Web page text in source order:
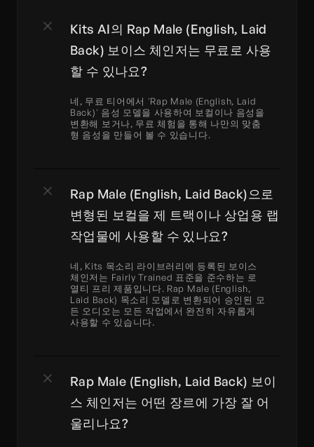
Kits AI의 Rap Male (English, Laid
Back) 보이스 체인저는 무료로 사용
할 수 있나요?
네, 무료 티어에서 'Rap Male (English, Laid
Back)' 음성 모델을 사용하여 보컬이나 음성을
변환해 보거나, 무료 체험을 통해 나만의 맞춤
형 음성을 만들어 볼 수 있습니다.
Rap Male (English, Laid Back)으로
변형된 보컬을 제 트랙이나 상업용 랩
작업물에 사용할 수 있나요?
네, Kits 목소리 라이브러리에 등록된 보이스
체인저는 Fairly Trained 표준을 준수하는 로
열티 프리 제품입니다. Rap Male (English,
Laid Back) 목소리 모델로 변환되어 승인된 모
든 오디오는 모든 작업에서 완전히 자유롭게
사용할 수 있습니다.
Rap Male (English, Laid Back) 보이
스 체인저는 어떤 장르에 가장 잘 어
울리나요?